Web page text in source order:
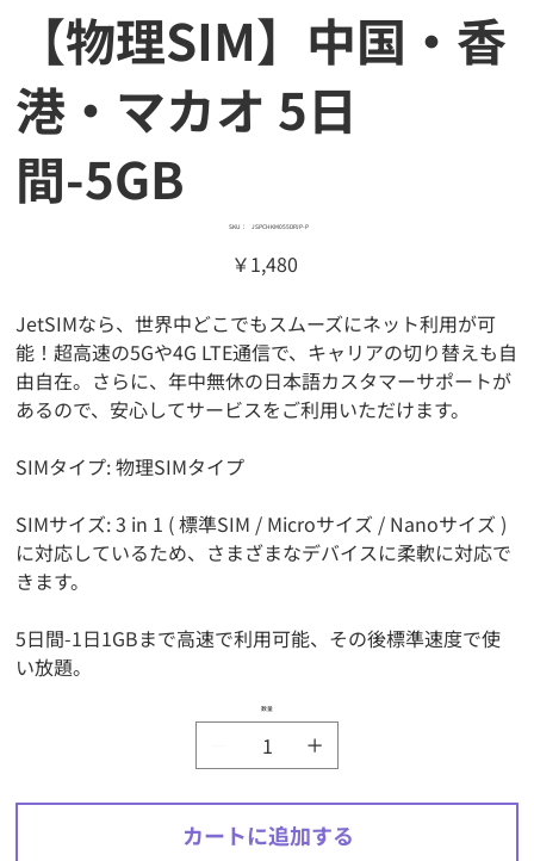
【物理SIM】中国・香
港・マカオ 5日
間-5GB
SKU：
SKU：
P
JSPCHKM055DPJP-P
価
格
￥1,480
JetSIMなら、世界中どこでもスムーズにネット利用が可
能！超高速の5Gや4G LTE通信で、キャリアの切り替えも自
由自在。さらに、年中無休の日本語カスタマーサポートが
あるので、安心してサービスをご利用いただけます。
SIMタイプ: 物理SIMタイプ
SIMサイズ: 3 in 1 ( 標準SIM / Microサイズ / Nanoサイズ )
に対応しているため、さまざまなデバイスに柔軟に対応で
きます。
5日間-1日1GBまで高速で利用可能、その後標準速度で使
い放題。
数量
カートに追加する